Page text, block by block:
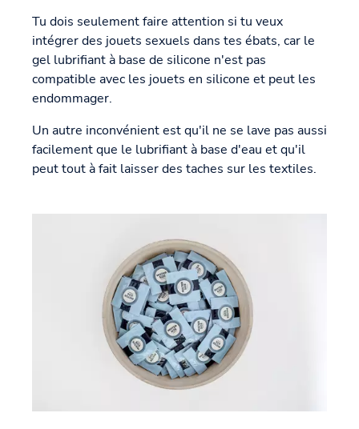
Tu dois seulement faire attention si tu veux
intégrer des jouets sexuels dans tes ébats, car le
gel lubrifiant à base de silicone n'est pas
compatible avec les jouets en silicone et peut les
endommager.
Un autre inconvénient est qu'il ne se lave pas aussi
facilement que le lubrifiant à base d'eau et qu'il
peut tout à fait laisser des taches sur les textiles.